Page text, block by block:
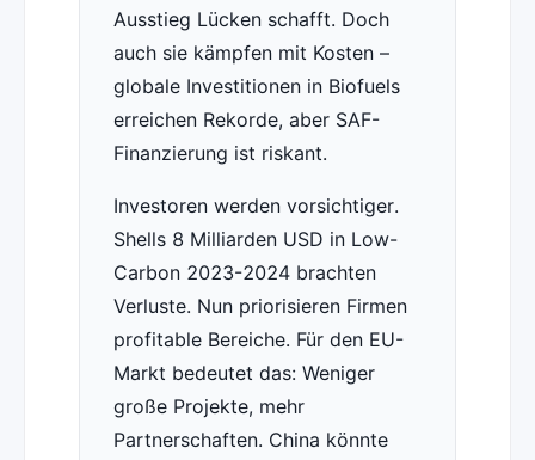
Ausstieg Lücken schafft. Doch
auch sie kämpfen mit Kosten –
globale Investitionen in Biofuels
erreichen Rekorde, aber SAF-
Finanzierung ist riskant.
Investoren werden vorsichtiger.
Shells 8 Milliarden USD in Low-
Carbon 2023-2024 brachten
Verluste. Nun priorisieren Firmen
profitable Bereiche. Für den EU-
Markt bedeutet das: Weniger
große Projekte, mehr
Partnerschaften. China könnte